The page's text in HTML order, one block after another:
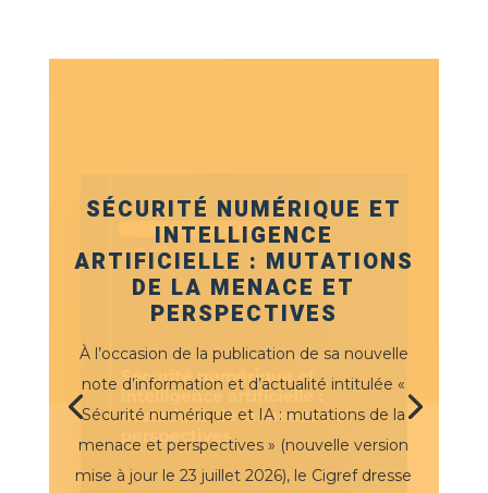
SÉCURITÉ NUMÉRIQUE ET
INTELLIGENCE
ARTIFICIELLE : MUTATIONS
DE LA MENACE ET
PERSPECTIVES
À l’occasion de la publication de sa nouvelle
note d’information et d’actualité intitulée «
Sécurité numérique et IA : mutations de la
menace et perspectives » (nouvelle version
mise à jour le 23 juillet 2026), le Cigref dresse